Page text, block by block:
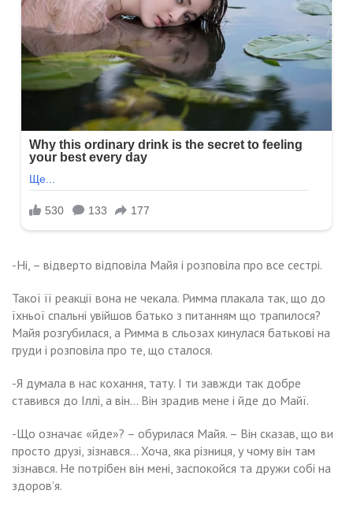
-Ні, – відверто відповіла Майя і розповіла про все сестрі.
Такої її реакції вона не чекала. Римма плакала так, що до
їхньої спальні увійшов батько з питанням що трапилося?
Майя розгубилася, а Римма в сльозах кинулася батькові на
груди і розповіла про те, що сталося.
-Я думала в нас кохання, тату. І ти завжди так добре
ставився до Іллі, а він… Він зрадив мене і йде до Майї.
-Що означає «йде»? – обурилася Майя. – Він сказав, що ви
просто друзі, зізнався… Хоча, яка різниця, у чому він там
зізнався. Не потрібен він мені, заспокойся та дружи собі на
здоров’я.